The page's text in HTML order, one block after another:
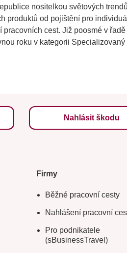
nositelkou světových
produktů od pojištění pro
pracovních cest. Již poosmé v
roku v kategorii Specializovaný
Nahlásit škodu
Firmy
Běžné pracovní cesty
Nahlášení pracovní
Pro podnikatele
(sBusinessTravel)